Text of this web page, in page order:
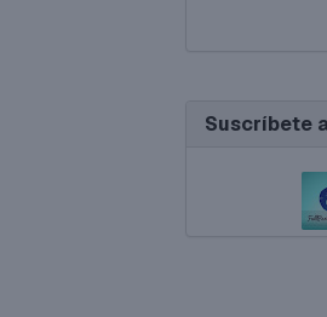
Suscríbete